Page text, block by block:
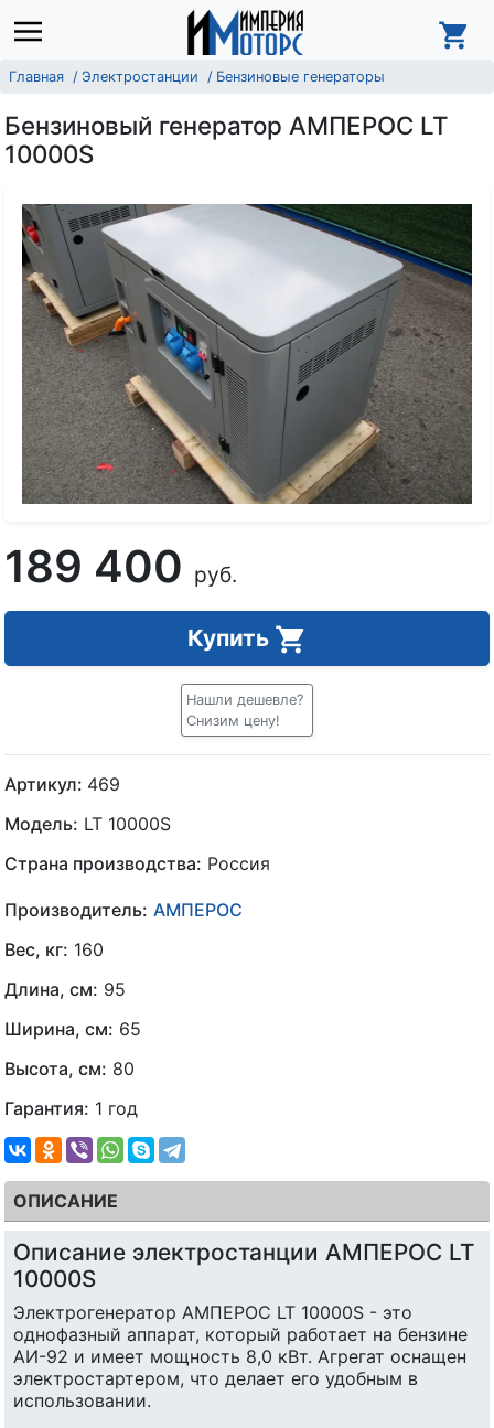
Главная Электростанции Бензиновые генераторы
Бензиновый генератор АМПЕРОС LT
10000S
189 400 руб.
Купить
Нашли дешевле?
Снизим цену!
Артикул: 469
Модель: LT 10000S
Страна производства: Россия
Производитель: АМПЕРОС
Вес, кг: 160
Длина, см: 95
Ширина, см: 65
Высота, см: 80
Гарантия: 1 год
ОПИСАНИЕ
Описание электростанции АМПЕРОС LT
10000S
Электрогенератор АМПЕРОС LT 10000S - это
однофазный аппарат, который работает на бензине
АИ-92 и имеет мощность 8,0 кВт. Агрегат оснащен
электростартером, что делает его удобным в
использовании.